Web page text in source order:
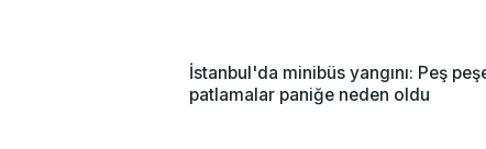
İstanbul'da minibüs yangını: Peş
patlamalar paniğe neden oldu